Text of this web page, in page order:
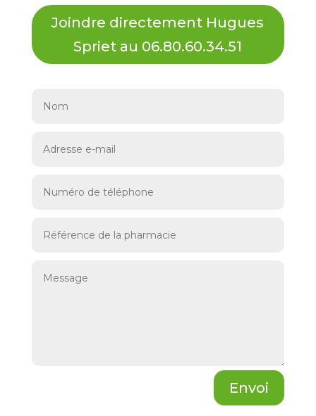
Joindre directement Hugues
Spriet au 06.80.60.34.51
Envoi